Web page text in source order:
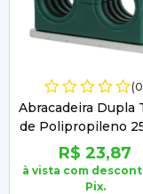
Abracadeira Dupla
de Polipropileno
R$ 23,87
à vista com
Pix.